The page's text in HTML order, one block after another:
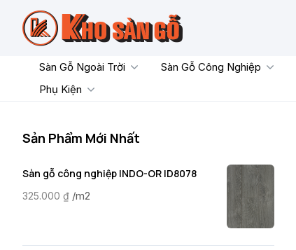
content
Sàn Gỗ Ngoài Trời Sàn Gỗ Công Nghiệp
Phụ Kiện
Sản Phẩm Mới Nhất
Sàn gỗ công nghiệp INDO-OR ID8078
325.000 ₫ /m2